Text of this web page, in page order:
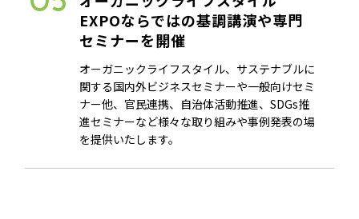
EXPOならではの基調講演や専門
セミナーを開催
オーガニックライフスタイル、サステナブルに
関する国内外ビジネスセミナーや一般向けセミ
ナー他、官民連携、自治体活動推進、SDGs推
進セミナーなど様々な取り組みや事例発表の場
を提供いたします。